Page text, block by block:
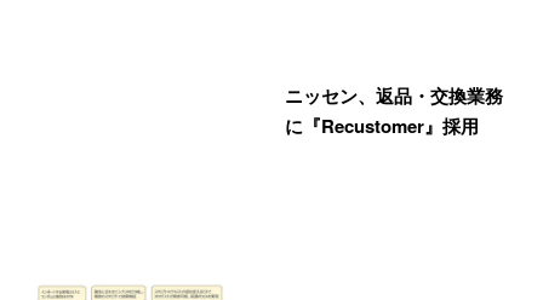
ニッセン、返品・交換業務
に『Recustomer』採用